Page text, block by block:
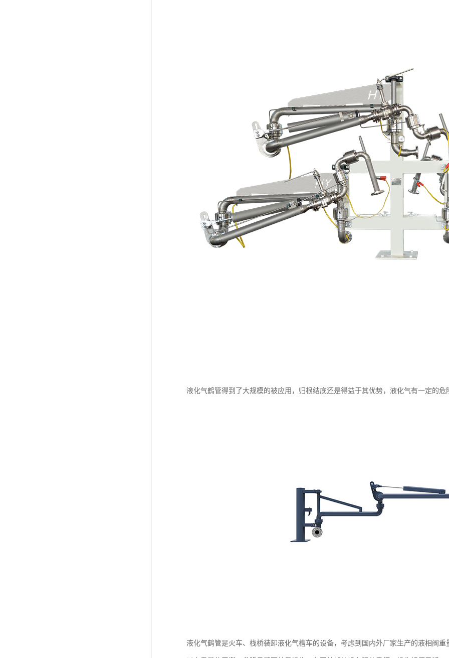
液化气鹤管得到了大规模的被应用，归根结底还是得益于其优势，液化气有一定的
液化气鹤管是火车、栈桥装卸液化气槽车的设备，考虑到国内外厂家生产的液相阀